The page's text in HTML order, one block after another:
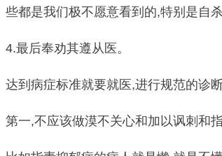
些都是我们极不愿意看到的,特别是自
4.最后奉劝其遵从医。
达到病症标准就要就医,进行规范的诊
第一,不应该做漠不关心和加以讽刺和指